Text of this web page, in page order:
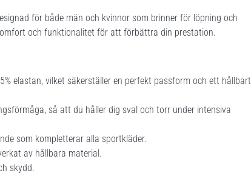
för både män och kvinnor som brinner för löpning och
och funktionalitet för att förbättra din prestation.
elastan, vilket säkerställer en perfekt passform och ett hållbart
så att du håller dig sval och torr under intensiva
som kompletterar alla sportkläder.
av hållbara material.
skydd.